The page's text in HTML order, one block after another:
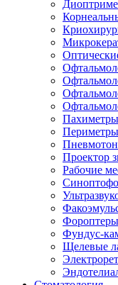
Пахиметры
Периметры
Проектор
Рабочие
Фороптеры
Фундус-
Щелевые